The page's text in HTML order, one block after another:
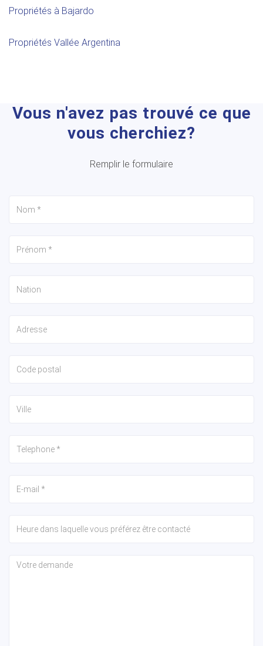
Propriétés à Bajardo
Propriétés Vallée Argentina
Vous n'avez pas trouvé ce que
vous cherchiez?
Remplir le formulaire